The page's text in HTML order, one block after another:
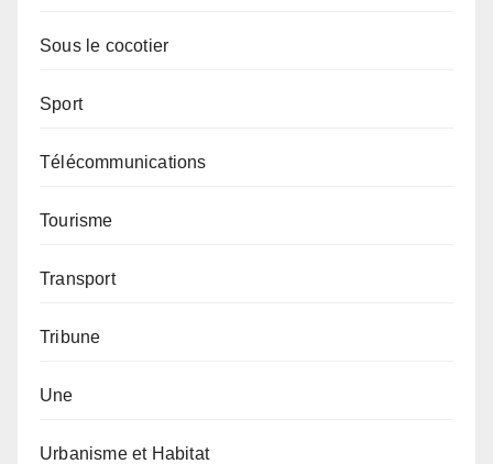
Sous le cocotier
Sport
Télécommunications
Tourisme
Transport
Tribune
Une
Urbanisme et Habitat